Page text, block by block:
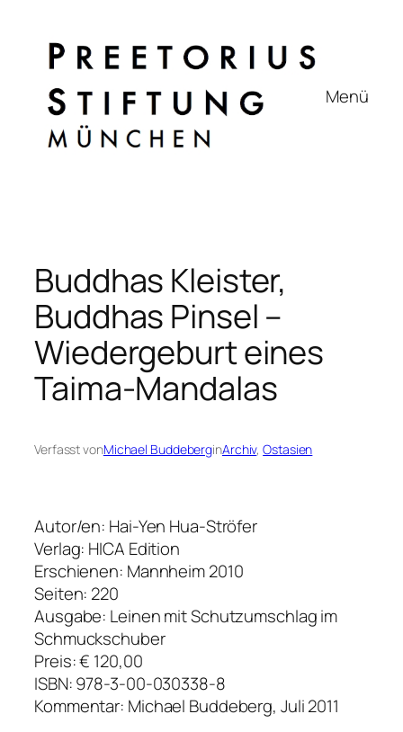
springen
Menü
Buddhas Kleister,
Buddhas Pinsel –
Wiedergeburt eines
Taima-Mandalas
Verfasst vonMichael BuddeberginArchiv, Ostasien
Autor/en: Hai-Yen Hua-Ströfer
Verlag: HICA Edition
Erschienen: Mannheim 2010
Seiten: 220
Ausgabe: Leinen mit Schutzumschlag im
Schmuckschuber
Preis: € 120,00
ISBN: 978-3-00-030338-8
Kommentar: Michael Buddeberg, Juli 2011